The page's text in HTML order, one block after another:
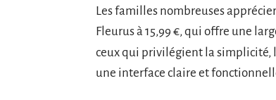
Les familles nombreuses
Fleurus à 15,99 €, qui offre une
ceux qui privilégient la simplicité,
une interface claire et